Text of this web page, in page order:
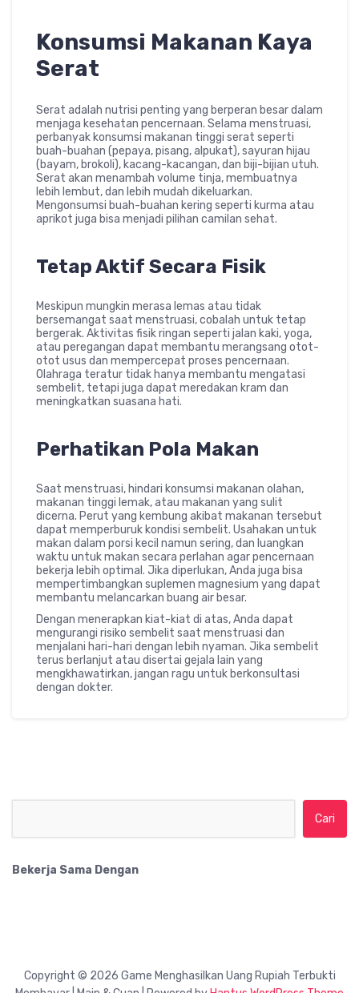
Konsumsi Makanan Kaya
Serat
Serat adalah nutrisi penting yang berperan besar dalam
menjaga kesehatan pencernaan. Selama menstruasi,
perbanyak konsumsi makanan tinggi serat seperti
buah-buahan (pepaya, pisang, alpukat), sayuran hijau
(bayam, brokoli), kacang-kacangan, dan biji-bijian utuh.
Serat akan menambah volume tinja, membuatnya
lebih lembut, dan lebih mudah dikeluarkan.
Mengonsumsi buah-buahan kering seperti kurma atau
aprikot juga bisa menjadi pilihan camilan sehat.
Tetap Aktif Secara Fisik
Meskipun mungkin merasa lemas atau tidak
bersemangat saat menstruasi, cobalah untuk tetap
bergerak. Aktivitas fisik ringan seperti jalan kaki, yoga,
atau peregangan dapat membantu merangsang otot-
otot usus dan mempercepat proses pencernaan.
Olahraga teratur tidak hanya membantu mengatasi
sembelit, tetapi juga dapat meredakan kram dan
meningkatkan suasana hati.
Perhatikan Pola Makan
Saat menstruasi, hindari konsumsi makanan olahan,
makanan tinggi lemak, atau makanan yang sulit
dicerna. Perut yang kembung akibat makanan tersebut
dapat memperburuk kondisi sembelit. Usahakan untuk
makan dalam porsi kecil namun sering, dan luangkan
waktu untuk makan secara perlahan agar pencernaan
bekerja lebih optimal. Jika diperlukan, Anda juga bisa
mempertimbangkan suplemen magnesium yang dapat
membantu melancarkan buang air besar.
Dengan menerapkan kiat-kiat di atas, Anda dapat
mengurangi risiko sembelit saat menstruasi dan
menjalani hari-hari dengan lebih nyaman. Jika sembelit
terus berlanjut atau disertai gejala lain yang
mengkhawatirkan, jangan ragu untuk berkonsultasi
dengan dokter.
Bekerja Sama Dengan
Copyright © 2026 Game Menghasilkan Uang Rupiah Terbukti